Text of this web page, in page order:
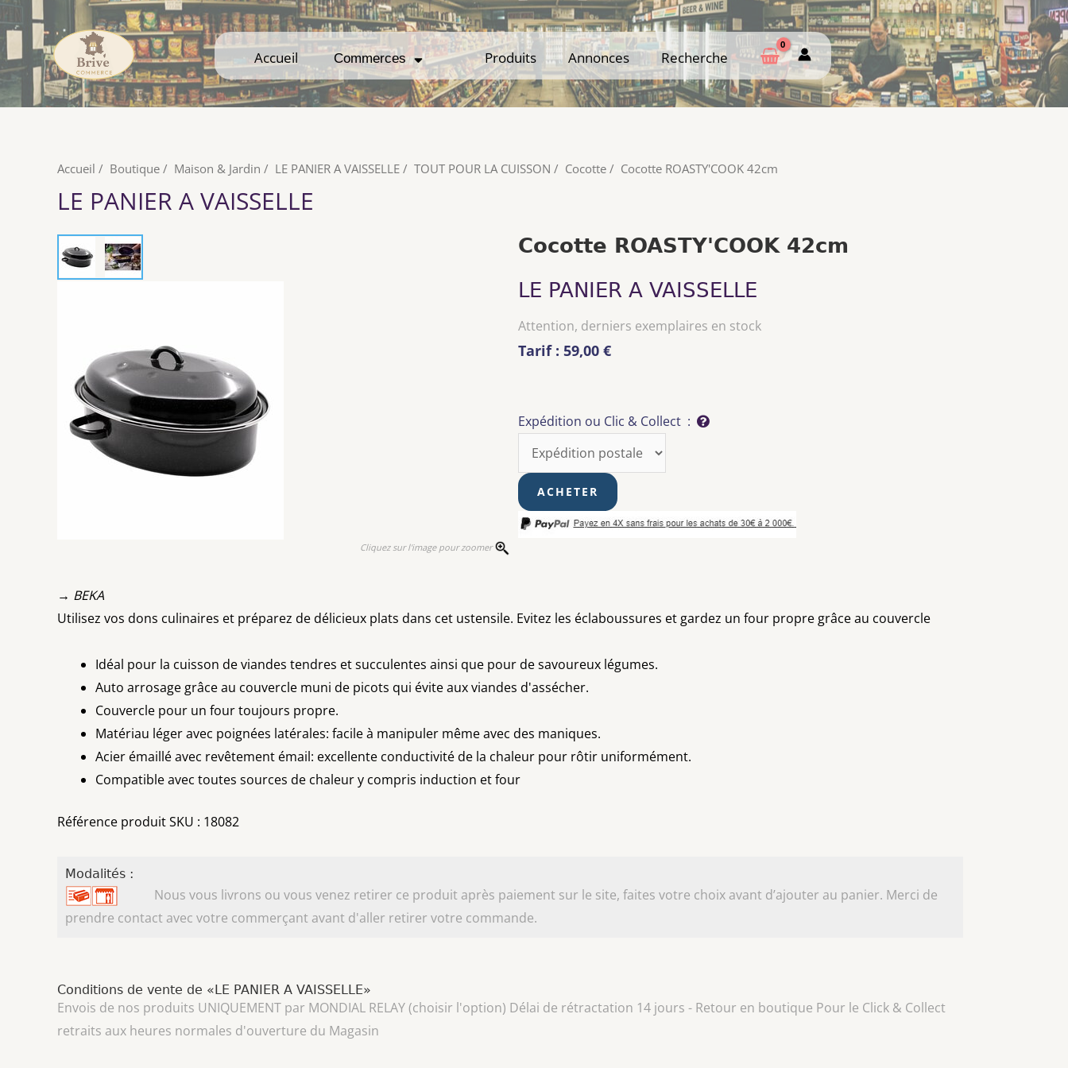
Accueil Commerces Produits Annonces Recherche
Accueil Commerces Produits Annonces Recherche
Accueil / Boutique / Maison & Jardin / LE PANIER A VAISSELLE / TOUT POUR LA CUISSON / Cocotte / Cocotte ROASTY'COOK 42cm
LE PANIER A VAISSELLE
Cliquez sur l'image pour zoomer
Cocotte ROASTY'COOK 42cm
LE PANIER A VAISSELLE
Attention, derniers exemplaires en stock
Tarif : 59,00 €
Expédition ou Clic & Collect :
→ BEKA
Utilisez vos dons culinaires et préparez de délicieux plats dans cet ustensile. Evitez les éclaboussures et gardez un four propre grâce au couvercle
Idéal pour la cuisson de viandes tendres et succulentes ainsi que pour de savoureux légumes.
Auto arrosage grâce au couvercle muni de picots qui évite aux viandes d'assécher.
Couvercle pour un four toujours propre.
Matériau léger avec poignées latérales: facile à manipuler même avec des maniques.
Acier émaillé avec revêtement émail: excellente conductivité de la chaleur pour rôtir uniformément.
Compatible avec toutes sources de chaleur y compris induction et four
Référence produit SKU : 18082
Modalités :
Nous vous livrons ou vous venez retirer ce produit après paiement sur le site, faites votre choix avant d’ajouter au panier. Merci de
prendre contact avec votre commerçant avant d'aller retirer votre commande.
Conditions de vente de «LE PANIER A VAISSELLE»
Envois de nos produits UNIQUEMENT par MONDIAL RELAY (choisir l'option) Délai de rétractation 14 jours - Retour en boutique Pour le Click & Collect
retraits aux heures normales d'ouverture du Magasin